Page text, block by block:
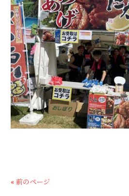
« 前のページ